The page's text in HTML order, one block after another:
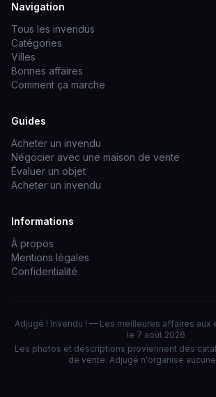
Navigation
Tous les invendus
Catégories
Villes
Bonnes affaires
Comment ça marche
Guides
Acheter un invendu
Négocier avec une maison de vente
Évaluer un objet
Acheter un invendu
Informations
À propos
Mentions légales
Confidentialité
Adjugé ! Invendu ! — Les meilleures affaires aux
le 7 août 2026
Les photos et descriptions proviennent des
de vente. Adjugé n'organise